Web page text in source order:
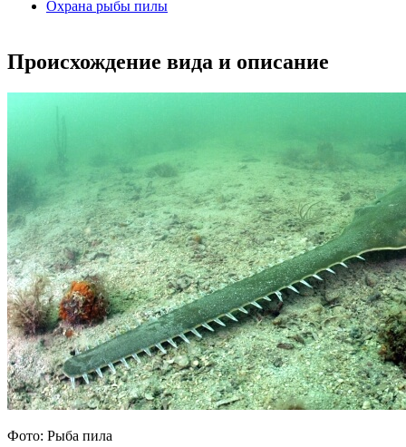
Охрана рыбы пилы
Происхождение вида и описание
Фото: Рыба пила